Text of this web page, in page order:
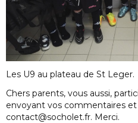
Les U9 au plateau de St Leger.
Chers parents, vous aussi,
envoyant vos commentaires et
contact@socholet.fr. Merci.